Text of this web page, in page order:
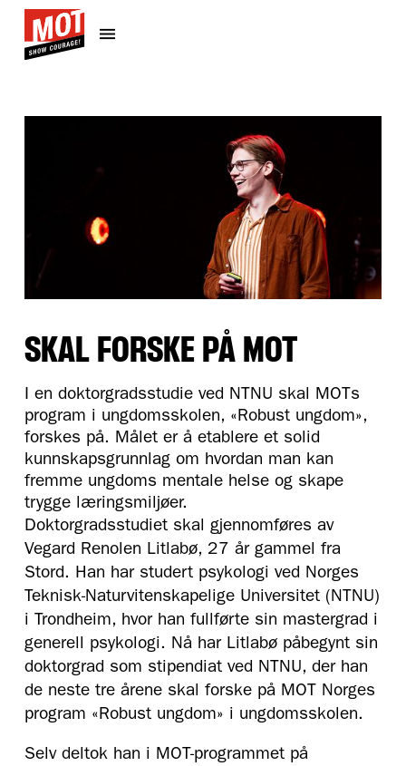
SKAL FORSKE PÅ MOT
I en doktorgradsstudie ved NTNU skal MOTs
program i ungdomsskolen, «Robust ungdom»,
forskes på. Målet er å etablere et solid
kunnskapsgrunnlag om hvordan man kan
fremme ungdoms mentale helse og skape
trygge læringsmiljøer.
Doktorgradsstudiet skal gjennomføres av
Vegard Renolen Litlabø, 27 år gammel fra
Stord. Han har studert psykologi ved Norges
Teknisk-Naturvitenskapelige Universitet (NTNU)
i Trondheim, hvor han fullførte sin mastergrad i
generell psykologi. Nå har Litlabø påbegynt sin
doktorgrad som stipendiat ved NTNU, der han
de neste tre årene skal forske på MOT Norges
program «Robust ungdom» i ungdomsskolen.
Selv deltok han i MOT-programmet på